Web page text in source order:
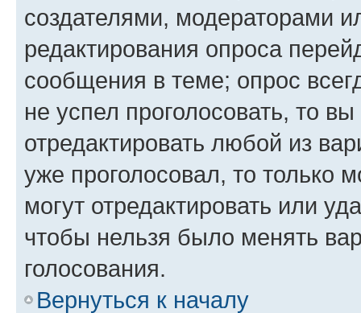
создателями, модераторами
редактирования опроса
сообщения в теме; опрос
не успел проголосовать, то
отредактировать любой из
уже проголосовал, то только
могут отредактировать или
чтобы нельзя было менять
голосования.
Вернуться к началу